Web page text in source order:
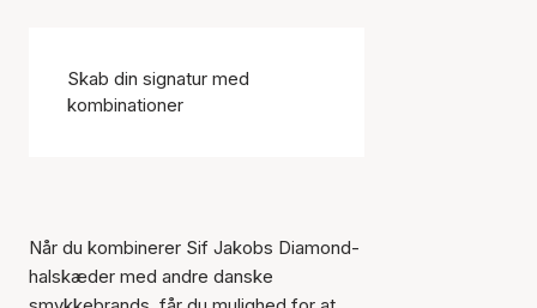
Skab din signatur med
kombinationer
Når du kombinerer Sif Jakobs Diamond-
halskæder med andre danske